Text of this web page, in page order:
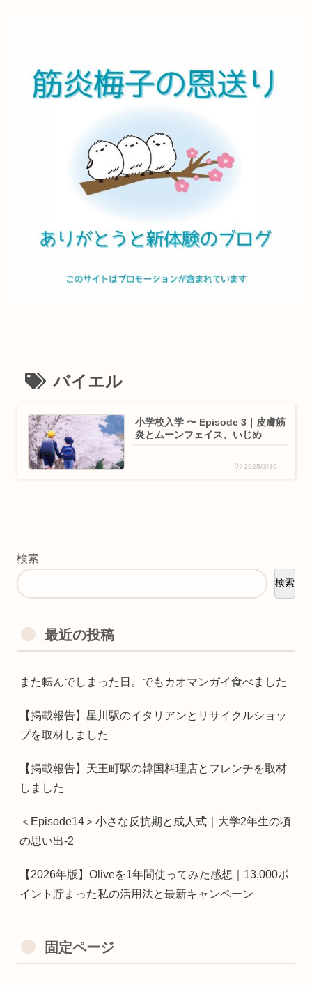
バイエル
小学校入学 〜 Episode 3｜皮膚筋
炎とムーンフェイス、いじめ
2025/3/30
検索
検索
最近の投稿
また転んでしまった日。でもカオマンガイ食べました
【掲載報告】星川駅のイタリアンとリサイクルショッ
プを取材しました
【掲載報告】天王町駅の韓国料理店とフレンチを取材
しました
＜Episode14＞小さな反抗期と成人式｜大学2年生の頃
の思い出-2
【2026年版】Oliveを1年間使ってみた感想｜13,000ポ
イント貯まった私の活用法と最新キャンペーン
固定ページ